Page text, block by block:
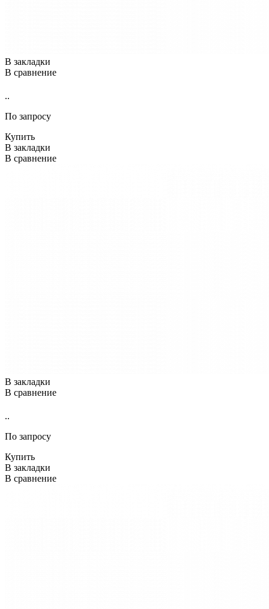
В закладки
В сравнение
..
По запросу
Купить
В закладки
В сравнение
В закладки
В сравнение
..
По запросу
Купить
В закладки
В сравнение